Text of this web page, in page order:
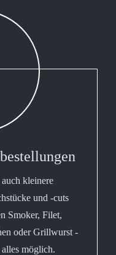
kleinere
und -cuts
Smoker, Filet,
oder Grillwurst -
möglich.